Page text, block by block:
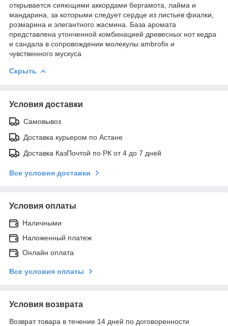
открывается сияющими аккордами бергамота, лайма и
мандарина, за которыми следует сердце из листьев фиалки,
розмарина и элегантного жасмина. База аромата
представлена утонченной комбинацией древесных нот кедра
и сандала в сопровождении молекулы ambrofix и
чувственного мускуса
Скрыть
Условия доставки
Самовывоз
Доставка курьером по Астане
Доставка КазПочтой по РК от 4 до 7 дней
Все условия доставки
Условия оплаты
Наличными
Наложенный платеж
Онлайн оплата
Все условия оплаты
Условия возврата
Возврат товара в течение 14 дней по договоренности